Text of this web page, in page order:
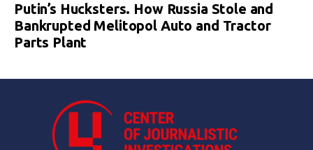
Putin’s Hucksters. How Russia Stole and
Bankrupted Melitopol Auto and Tractor
Parts Plant